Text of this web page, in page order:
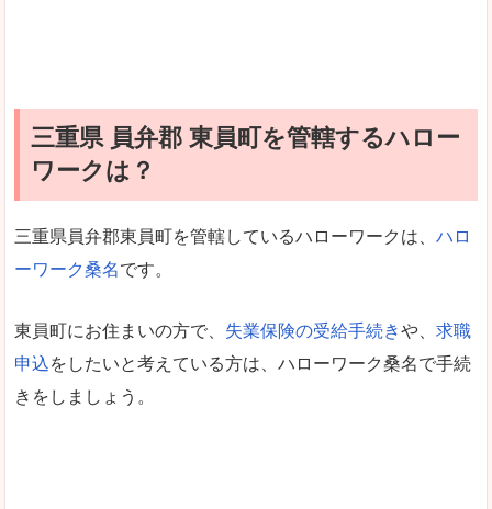
三重県 員弁郡 東員町を管轄するハロー
ワークは？
三重県員弁郡東員町を管轄しているハローワークは、 ハロ
ーワーク桑名です。
東員町にお住まいの方で、 失業保険の受給手続きや、 求職
申込をしたいと考えている方は、ハローワーク桑名で手続
きをしましょう。